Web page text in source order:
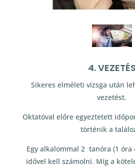
4. VEZETÉS
Sikeres elméleti vizsga után
vezetést.
Oktatóval előre egyeztetett
történik a
Egy alkalommal 2 tanóra (1 óra
idővel kell számolni. Míg a